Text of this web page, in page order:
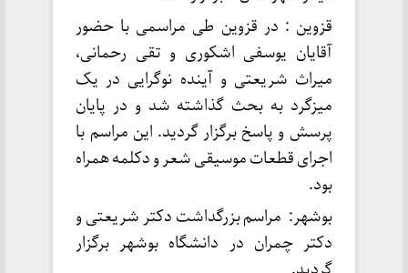
قزوین : در قزوین طی مراسمی با حضور
آقایان یوسفی اشکوری و تقی رحمانی،
میراث شریعتی و آینده نوگرایی در یک
میزگرد به بحث گذاشته شد و در پایان
پرسش و پاسخ برگزار گردید. این مراسم با
اجرای قطعات موسیقی شعر و دکلمه همراه
بود.
بوشهر: مراسم بزرگداشت دکتر شریعتی و
دکتر چمران در دانشگاه بوشهر برگزار